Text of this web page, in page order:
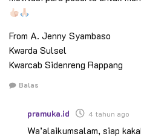
From A. Jenny Syambaso
Kwarda Sulsel
Kwarcab Sidenreng Rappang
Balas
pramuka.id 4 tahun ago
Wa’alaikumsalam, siap